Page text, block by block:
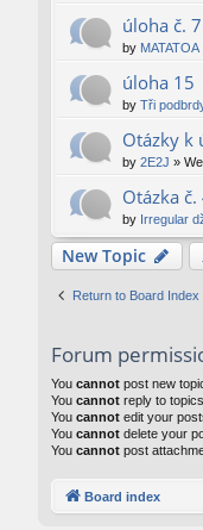
úloha č.
by MATATOA
úloha 15
by Tři
Otázky k
by 2E2J »
Otázka č.
by Irregular
New Topic
Return to Board Index
Forum
You cannot post new
You cannot reply to
You cannot edit your
You cannot delete your
You cannot post
Board index